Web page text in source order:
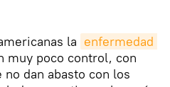
la enfermedad
muy poco control, con
dan abasto con los